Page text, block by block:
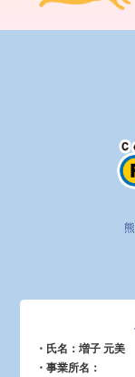
・氏名：増子 元美
・事業所名：